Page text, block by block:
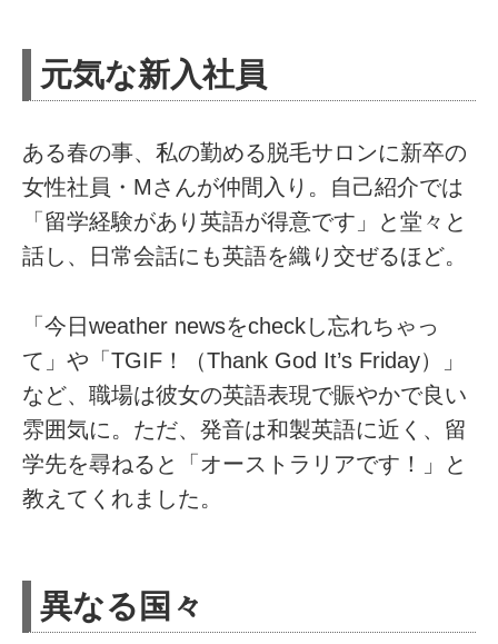
元気な新入社員
ある春の事、私の勤める脱毛サロンに新卒の
女性社員・Mさんが仲間入り。自己紹介では
「留学経験があり英語が得意です」と堂々と
話し、日常会話にも英語を織り交ぜるほど。
「今日weather newsをcheckし忘れちゃっ
て」や「TGIF！（Thank God It’s Friday）」
など、職場は彼女の英語表現で賑やかで良い
雰囲気に。ただ、発音は和製英語に近く、留
学先を尋ねると「オーストラリアです！」と
教えてくれました。
異なる国々